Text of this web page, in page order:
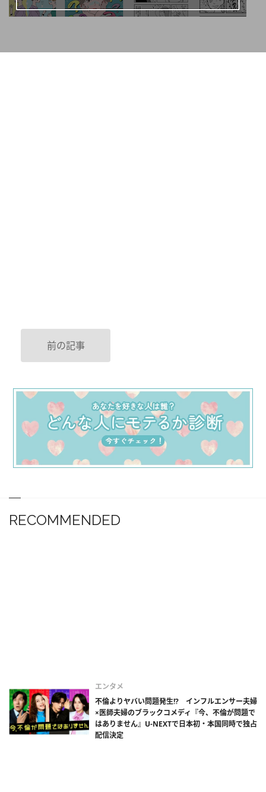
前の記事
RECOMMENDED
エンタメ
不倫よりヤバい問題発生!? インフルエンサー夫婦
×医師夫婦のブラックコメディ『今、不倫が問題で
はありません』U-NEXTで日本初・本国同時で独占
配信決定